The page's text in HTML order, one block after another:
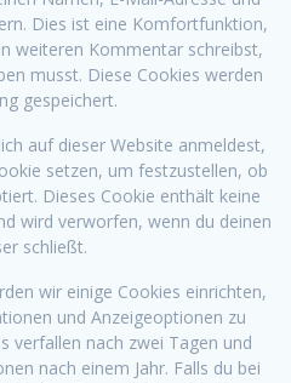
Dies ist eine Komfortfunktion,
weiteren Kommentar schreibst,
musst. Diese Cookies werden
gespeichert.
auf dieser Website anmeldest,
setzen, um festzustellen, ob
Dieses Cookie enthält keine
wird verworfen, wenn du deinen
schließt.
wir einige Cookies einrichten,
und Anzeigeoptionen zu
verfallen nach zwei Tagen und
nach einem Jahr. Falls du bei